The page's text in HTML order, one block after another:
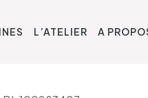
L’ATELIER A